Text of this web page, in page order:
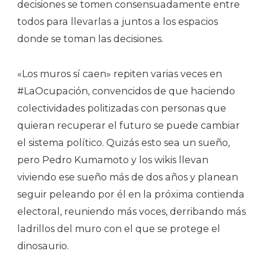
decisiones se tomen consensuadamente entre
todos para llevarlas a juntos a los espacios
donde se toman las decisiones.
«Los muros sí caen» repiten varias veces en
#LaOcupación, convencidos de que haciendo
colectividades politizadas con personas que
quieran recuperar el futuro se puede cambiar
el sistema político. Quizás esto sea un sueño,
pero Pedro Kumamoto y los wikis llevan
viviendo ese sueño más de dos años y planean
seguir peleando por él en la próxima contienda
electoral, reuniendo más voces, derribando más
ladrillos del muro con el que se protege el
dinosaurio.